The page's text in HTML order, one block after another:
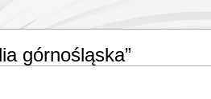
górnośląska”